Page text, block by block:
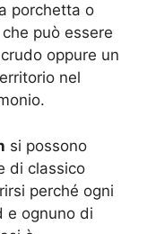
porchetta o
può essere
oppure un
nel
si possono
di classico
perché ogni
e ognuno di